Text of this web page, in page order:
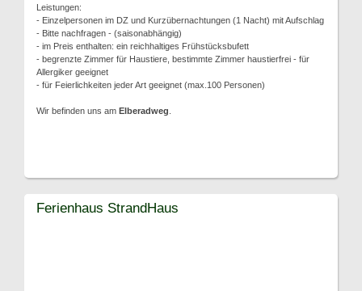
Leistungen:
- Einzelpersonen im DZ und Kurzübernachtungen (1 Nacht) mit Aufschlag
- Bitte nachfragen - (saisonabhängig)
- im Preis enthalten: ein reichhaltiges Frühstücksbufett
- begrenzte Zimmer für Haustiere, bestimmte Zimmer haustierfrei - für
Allergiker geeignet
- für Feierlichkeiten jeder Art geeignet (max.100 Personen)
Wir befinden uns am Elberadweg
Ferienhaus StrandHaus